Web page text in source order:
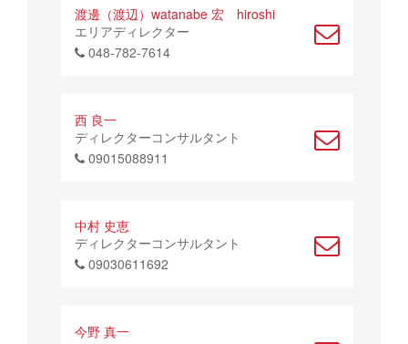
渡邊（渡辺）watanabe 宏 hiroshi
エリアディレクター
048-782-7614
西 良一
ディレクターコンサルタント
09015088911
中村 史恵
ディレクターコンサルタント
09030611692
今野 真一